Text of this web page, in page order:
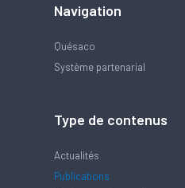
Navigation
Quésaco
Système partenarial
Type de contenus
Actualités
Publications